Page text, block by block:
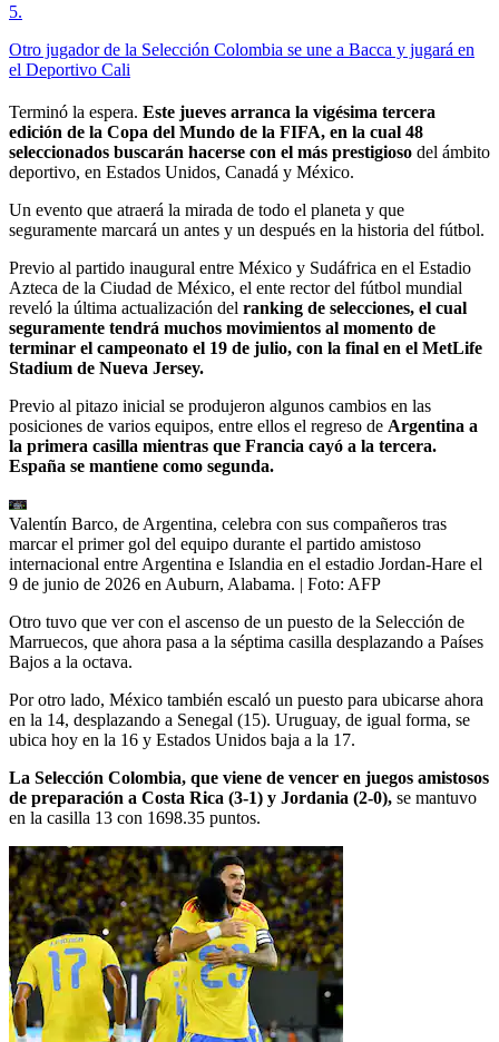
5.
Otro jugador de la Selección Colombia se une a Bacca y jugará en
el Deportivo Cali
Terminó la espera. Este jueves arranca la vigésima tercera
edición de la Copa del Mundo de la FIFA, en la cual 48
seleccionados buscarán hacerse con el más prestigioso del ámbito
deportivo, en Estados Unidos, Canadá y México.
Un evento que atraerá la mirada de todo el planeta y que
seguramente marcará un antes y un después en la historia del fútbol.
Previo al partido inaugural entre México y Sudáfrica en el Estadio
Azteca de la Ciudad de México, el ente rector del fútbol mundial
reveló la última actualización del ranking de selecciones, el cual
seguramente tendrá muchos movimientos al momento de
terminar el campeonato el 19 de julio, con la final en el MetLife
Stadium de Nueva Jersey.
Previo al pitazo inicial se produjeron algunos cambios en las
posiciones de varios equipos, entre ellos el regreso de Argentina a
la primera casilla mientras que Francia cayó a la tercera.
España se mantiene como segunda.
Valentín Barco, de Argentina, celebra con sus compañeros tras
marcar el primer gol del equipo durante el partido amistoso
internacional entre Argentina e Islandia en el estadio Jordan-Hare el
9 de junio de 2026 en Auburn, Alabama. | Foto: AFP
Otro tuvo que ver con el ascenso de un puesto de la Selección de
Marruecos, que ahora pasa a la séptima casilla desplazando a Países
Bajos a la octava.
Por otro lado, México también escaló un puesto para ubicarse ahora
en la 14, desplazando a Senegal (15). Uruguay, de igual forma, se
ubica hoy en la 16 y Estados Unidos baja a la 17.
La Selección Colombia, que viene de vencer en juegos amistosos
de preparación a Costa Rica (3-1) y Jordania (2-0), se mantuvo
en la casilla 13 con 1698.35 puntos.